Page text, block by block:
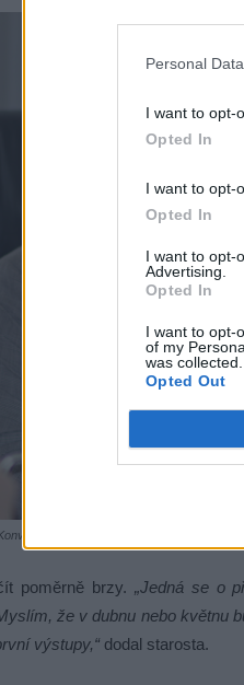
Personal
I want to opt-
Opted In
I want to opt-
Opted In
I want to opt-
Advertising.
Opted In
I want to opt-
of my
was collected.
Opted Out
Foto: Zprávy Příbram
poměrně brzy. „Jedná se o
že v dubnu nebo květnu
výstupy,“ dodal starosta.